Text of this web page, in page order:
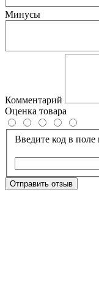
Минусы
Комментарий
Оценка товара
Введите код в
Отправить отзыв